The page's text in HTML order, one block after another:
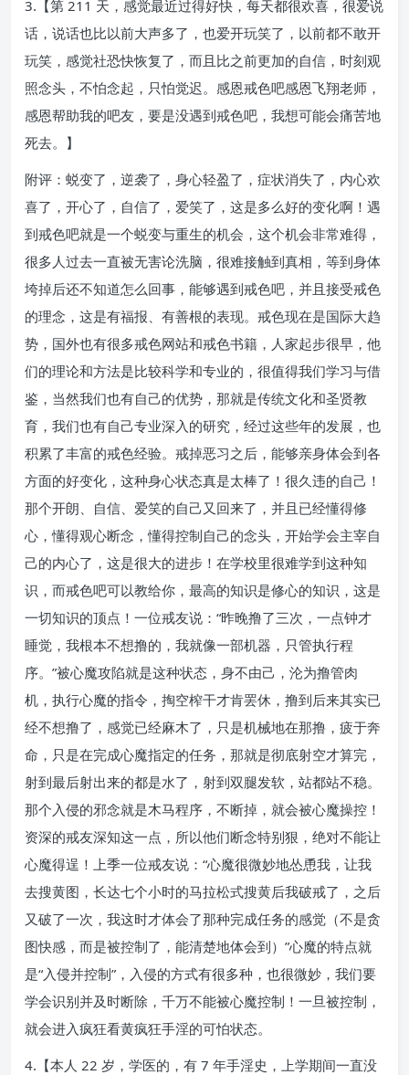
3.【第 211 天，感觉最近过得好快，每天都很欢喜，很爱说
话，说话也比以前大声多了，也爱开玩笑了，以前都不敢开
玩笑，感觉社恐快恢复了，而且比之前更加的自信，时刻观
照念头，不怕念起，只怕觉迟。感恩戒色吧感恩飞翔老师，
感恩帮助我的吧友，要是没遇到戒色吧，我想可能会痛苦地
死去。】
附评：蜕变了，逆袭了，身心轻盈了，症状消失了，内心欢
喜了，开心了，自信了，爱笑了，这是多么好的变化啊！遇
到戒色吧就是一个蜕变与重生的机会，这个机会非常难得，
很多人过去一直被无害论洗脑，很难接触到真相，等到身体
垮掉后还不知道怎么回事，能够遇到戒色吧，并且接受戒色
的理念，这是有福报、有善根的表现。戒色现在是国际大趋
势，国外也有很多戒色网站和戒色书籍，人家起步很早，他
们的理论和方法是比较科学和专业的，很值得我们学习与借
鉴，当然我们也有自己的优势，那就是传统文化和圣贤教
育，我们也有自己专业深入的研究，经过这些年的发展，也
积累了丰富的戒色经验。戒掉恶习之后，能够亲身体会到各
方面的好变化，这种身心状态真是太棒了！很久违的自己！
那个开朗、自信、爱笑的自己又回来了，并且已经懂得修
心，懂得观心断念，懂得控制自己的念头，开始学会主宰自
己的内心了，这是很大的进步！在学校里很难学到这种知
识，而戒色吧可以教给你，最高的知识是修心的知识，这是
一切知识的顶点！一位戒友说：“昨晚撸了三次，一点钟才
睡觉，我根本不想撸的，我就像一部机器，只管执行程
序。”被心魔攻陷就是这种状态，身不由己，沦为撸管肉
机，执行心魔的指令，掏空榨干才肯罢休，撸到后来其实已
经不想撸了，感觉已经麻木了，只是机械地在那撸，疲于奔
命，只是在完成心魔指定的任务，那就是彻底射空才算完，
射到最后射出来的都是水了，射到双腿发软，站都站不稳。
那个入侵的邪念就是木马程序，不断掉，就会被心魔操控！
资深的戒友深知这一点，所以他们断念特别狠，绝对不能让
心魔得逞！上季一位戒友说：“心魔很微妙地怂恿我，让我
去搜黄图，长达七个小时的马拉松式搜黄后我破戒了，之后
又破了一次，我这时才体会了那种完成任务的感觉（不是贪
图快感，而是被控制了，能清楚地体会到）”心魔的特点就
是“入侵并控制”，入侵的方式有很多种，也很微妙，我们要
学会识别并及时断除，千万不能被心魔控制！一旦被控制，
就会进入疯狂看黄疯狂手淫的可怕状态。
4.【本人 22 岁，学医的，有 7 年手淫史，上学期间一直没